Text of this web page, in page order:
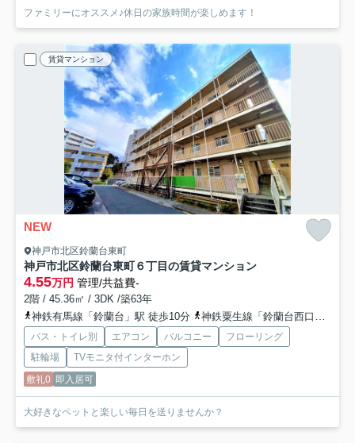
ファミリーにオススメ♪休日の家族時間が楽しめます！
賃貸マンション
NEW
神戸市北区鈴蘭台東町
神戸市北区鈴蘭台東町６丁目の賃貸マンション
4.55万円 管理/共益費-
2階 / 45.36㎡ / 3DK /築63年
神鉄有馬線「鈴蘭台」駅 徒歩10分
神鉄粟生線「鈴蘭台西口」駅 徒歩20分
バス・トイレ別 エアコン バルコニー
フローリング
駐輪場
TVモニタ付インターホン
敷礼0 即入居可
大好きなペットと楽しい毎日を送りませんか？